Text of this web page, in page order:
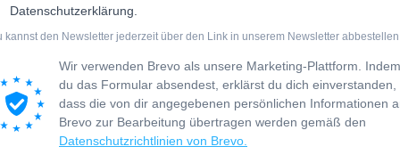
Datenschutzerklärung.
kannst den Newsletter jederzeit über den Link in unserem Newsletter
Wir verwenden Brevo als unsere Marketing-Plattform. Indem
du das Formular absendest, erklärst du dich einverstanden,
dass die von dir angegebenen persönlichen Informationen
Brevo zur Bearbeitung übertragen werden gemäß den
Datenschutzrichtlinien von Brevo.